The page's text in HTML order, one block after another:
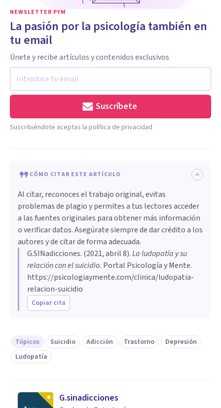
NEWSLETTER PYM
La pasión por la psicología también en
tu email
Únete y recibe artículos y contenidos exclusivos
Suscríbete
Suscribiéndote aceptas la política de privacidad
CÓMO CITAR ESTE ARTÍCULO
Al citar, reconoces el trabajo original, evitas
problemas de plagio y permites a tus lectores acceder
a las fuentes originales para obtener más información
o verificar datos. Asegúrate siempre de dar crédito a los
autores y de citar de forma adecuada.
G.SINadicciones. (2021, abril 8).La ludopatía y su
relación con el suicidio. Portal Psicología y Mente.
https://psicologiaymente.com/clinica/ludopatia-
relacion-suicidio
Copiar cita
Tópicos Suicidio Adicción Trastorno
Depresión
Ludopatía
G.sinadicciones